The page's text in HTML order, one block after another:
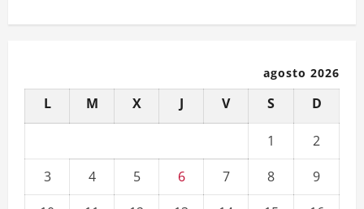
agosto 2026
L M X J V S D
1
2
3
4 5 6 7 8
9